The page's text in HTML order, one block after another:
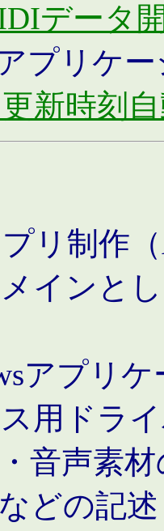
データ
プリケ
新時刻
リ制作
インと
アプリ
用ドラ
音声素
どの記